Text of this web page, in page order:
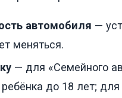
автомобиля —
меняться.
— для «Семейного
до 18 лет; для